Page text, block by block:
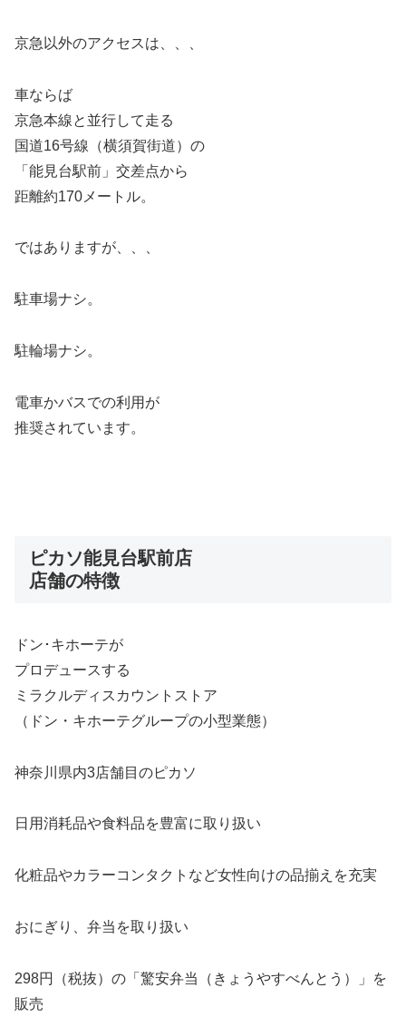
京急以外のアクセスは、、、
車ならば
京急本線と並行して走る
国道16号線（横須賀街道）の
「能見台駅前」交差点から
距離約170メートル。
ではありますが、、、
駐車場ナシ。
駐輪場ナシ。
電車かバスでの利用が
推奨されています。
ピカソ能見台駅前店
店舗の特徴
ドン･キホーテが
プロデュースする
ミラクルディスカウントストア
（ドン・キホーテグループの小型業態）
神奈川県内3店舗目のピカソ
日用消耗品や食料品を豊富に取り扱い
化粧品やカラーコンタクトなど女性向けの品揃えを充実
おにぎり、弁当を取り扱い
298円（税抜）の「驚安弁当（きょうやすべんとう）」を
販売